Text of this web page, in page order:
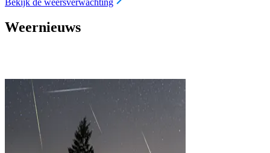
Weernieuws